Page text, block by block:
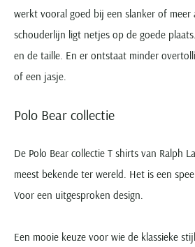
werkt vooral goed bij een slanker of
schouderlijn ligt netjes op de goede
en de taille. En er ontstaat minder
of een jasje.
Polo Bear collectie
De Polo Bear collectie T shirts van Ralph
meest bekende ter wereld. Het is een
Voor een uitgesproken design.
Een mooie keuze voor wie de klassieke